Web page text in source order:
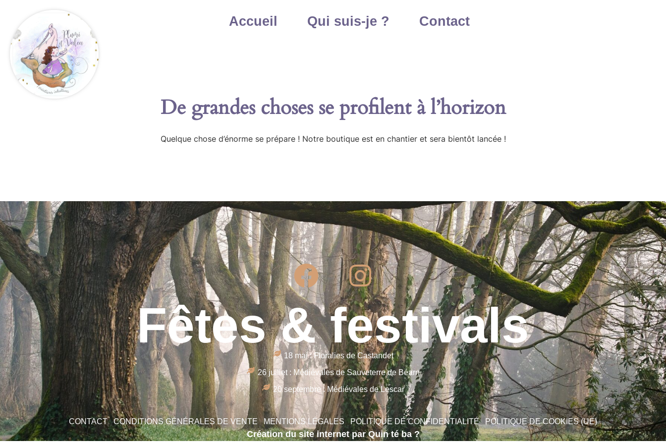
Accueil Qui suis-je ? Contact
De grandes choses se profilent à l’horizon
Quelque chose d’énorme se prépare ! Notre boutique est en chantier et sera bientôt lancée !
Fêtes & festivals
18 mai : Floralies de Castandet
26 juillet : Médiévales de Sauveterre de Béarn
20 septembre : Médiévales de Lescar
CONTACT CONDITIONS GÉNÉRALES DE VENTE MENTIONS LÉGALES POLITIQUE DE CONFIDENTIALITÉ POLITIQUE DE COOKIES (UE)
Création du site internet par Quin té ba ?